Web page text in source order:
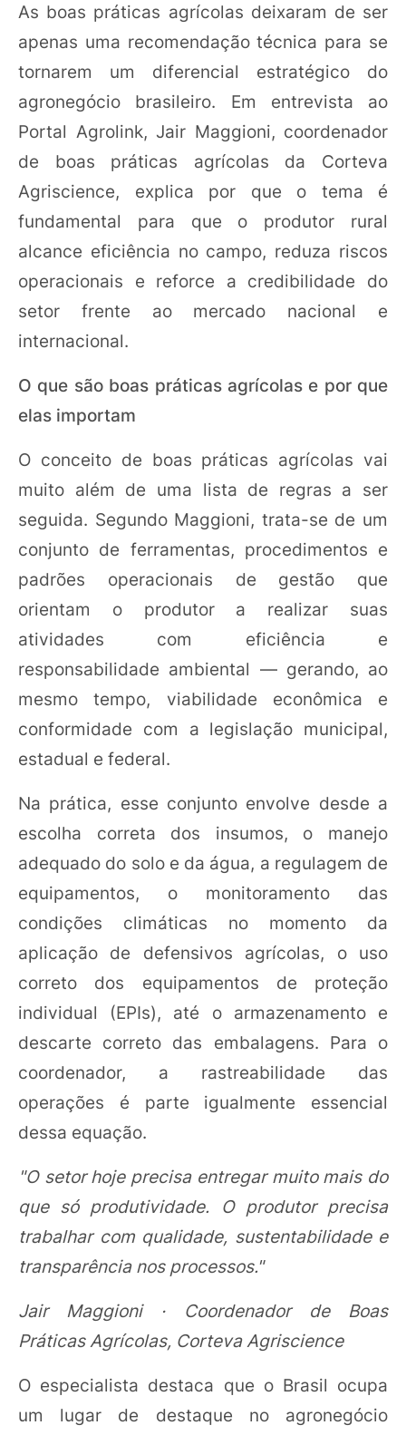
As boas práticas agrícolas deixaram de ser
apenas uma recomendação técnica para se
tornarem um diferencial estratégico do
agronegócio brasileiro. Em entrevista ao
Portal Agrolink, Jair Maggioni, coordenador
de boas práticas agrícolas da Corteva
Agriscience, explica por que o tema é
fundamental para que o produtor rural
alcance eficiência no campo, reduza riscos
operacionais e reforce a credibilidade do
setor frente ao mercado nacional e
internacional.
O que são boas práticas agrícolas e por que
elas importam
O conceito de boas práticas agrícolas vai
muito além de uma lista de regras a ser
seguida. Segundo Maggioni, trata-se de um
conjunto de ferramentas, procedimentos e
padrões operacionais de gestão que
orientam o produtor a realizar suas
atividades com eficiência e
responsabilidade ambiental — gerando, ao
mesmo tempo, viabilidade econômica e
conformidade com a legislação municipal,
estadual e federal.
Na prática, esse conjunto envolve desde a
escolha correta dos insumos, o manejo
adequado do solo e da água, a regulagem de
equipamentos, o monitoramento das
condições climáticas no momento da
aplicação de defensivos agrícolas, o uso
correto dos equipamentos de proteção
individual (EPIs), até o armazenamento e
descarte correto das embalagens. Para o
coordenador, a rastreabilidade das
operações é parte igualmente essencial
dessa equação.
"O setor hoje precisa entregar muito mais do
que só produtividade. O produtor precisa
trabalhar com qualidade, sustentabilidade e
transparência nos processos."
Jair Maggioni · Coordenador de Boas
Práticas Agrícolas, Corteva Agriscience
O especialista destaca que o Brasil ocupa
um lugar de destaque no agronegócio